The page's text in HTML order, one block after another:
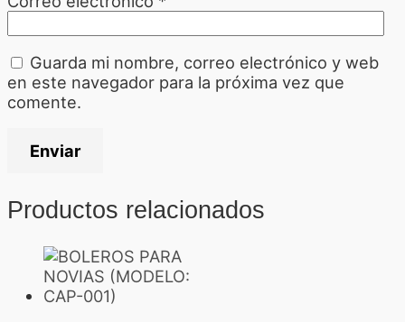
Guarda mi nombre, correo electrónico y web
en este navegador para la próxima vez que
comente.
Productos relacionados